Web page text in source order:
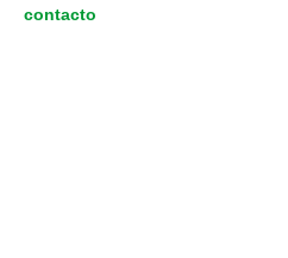
contacto